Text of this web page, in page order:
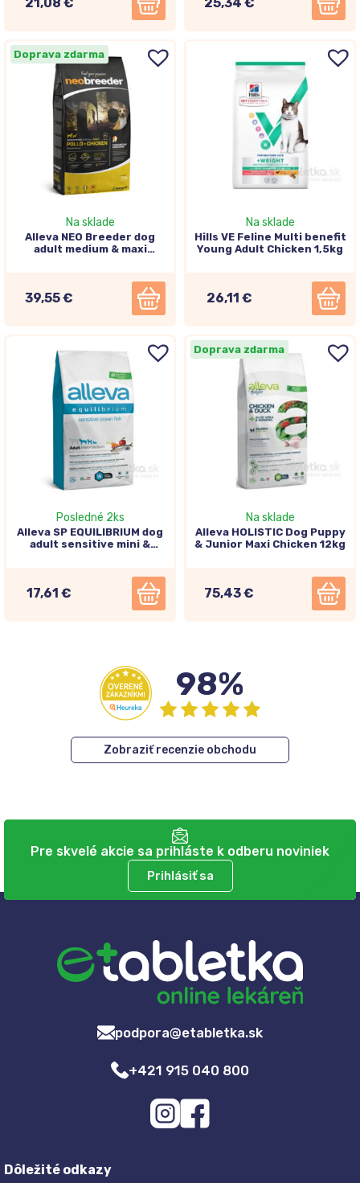
Doprava zdarma
Na sklade
Alleva NEO Breeder dog
adult medium & maxi
39,55 €
Na sklade
Hills VE Feline Multi benefit
Young Adult Chicken 1,5kg
26,11 €
Posledné 2ks
Alleva SP EQUILIBRIUM dog
adult sensitive mini &
17,61 €
Doprava zdarma
Na sklade
Alleva HOLISTIC Dog Puppy
& Junior Maxi Chicken 12kg
75,43 €
98%
Zobraziť recenzie obchodu
Pre skvelé akcie sa prihláste k odberu noviniek
Prihlásiť sa
podpora@etabletka.sk
+421 915 040 800
Dôležité odkazy